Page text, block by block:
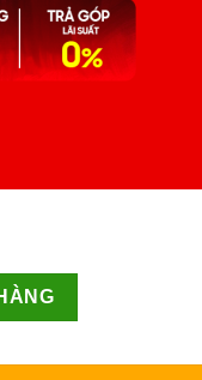
số lượng